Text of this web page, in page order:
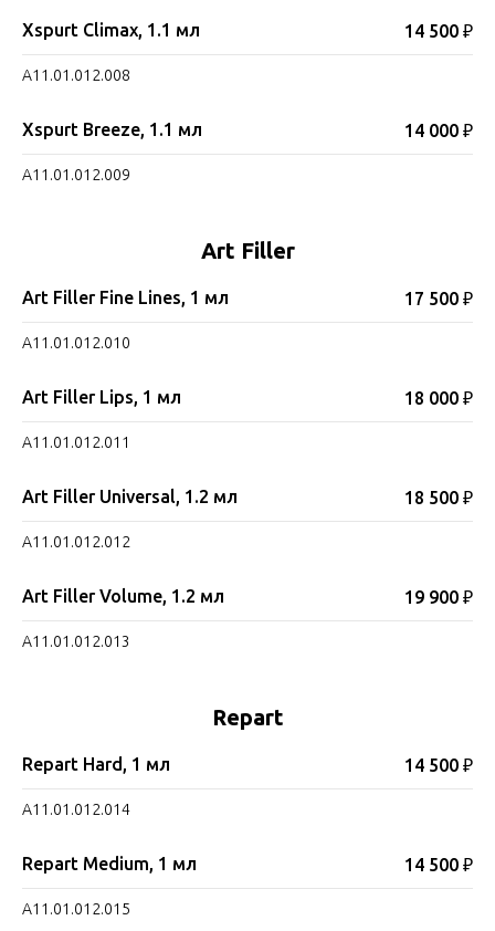
Xspurt Climax, 1.1 мл 14 500 ₽
A11.01.012.008
Xspurt Breeze, 1.1 мл 14 000 ₽
A11.01.012.009
Art Filler
Art Filler Fine Lines, 1 мл 17 500 ₽
A11.01.012.010
Art Filler Lips, 1 мл 18 000 ₽
A11.01.012.011
Art Filler Universal, 1.2 мл 18 500 ₽
A11.01.012.012
Art Filler Volume, 1.2 мл 19 900 ₽
A11.01.012.013
Repart
Repart Hard, 1 мл 14 500 ₽
A11.01.012.014
Repart Medium, 1 мл 14 500 ₽
A11.01.012.015